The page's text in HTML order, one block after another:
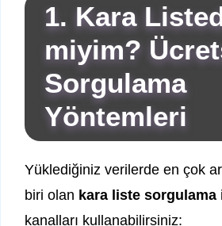
1. Kara
miyim?
Sorgulama
Yöntemleri
Yüklediğiniz verilerde en çok
biri olan kara liste sorgulama
kanalları kullanabilirsiniz: